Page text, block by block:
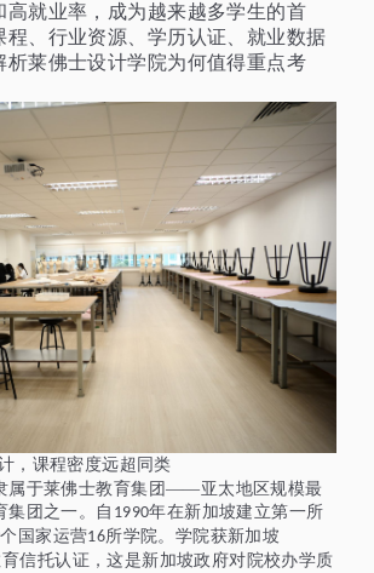
高就业率，成为越来越多学生的首
程、行业资源、学历认证、就业数据
析莱佛士设计学院为何值得重点考
，课程密度远超同类
属于莱佛士教育集团 ——亚太地区规模最
集团之一。自 1990年在新加坡建立第一所
个国家运营16所学院。学院获新加坡
信托认证，这是新加坡政府对院校办学质